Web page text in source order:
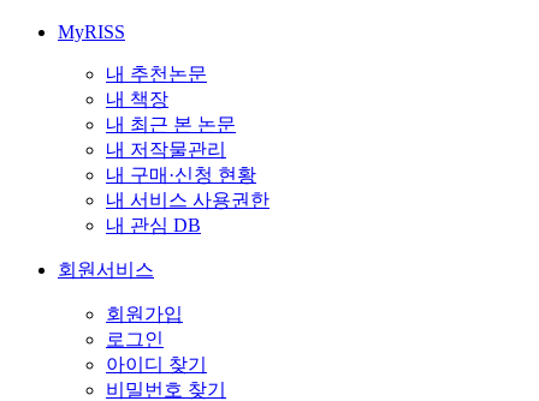
MyRISS
내 추천논문
내 책장
내 최근 본 논문
내 저작물관리
내 구매·신청 현황
내 서비스 사용권한
내 관심 DB
회원서비스
회원가입
로그인
아이디 찾기
비밀번호 찾기